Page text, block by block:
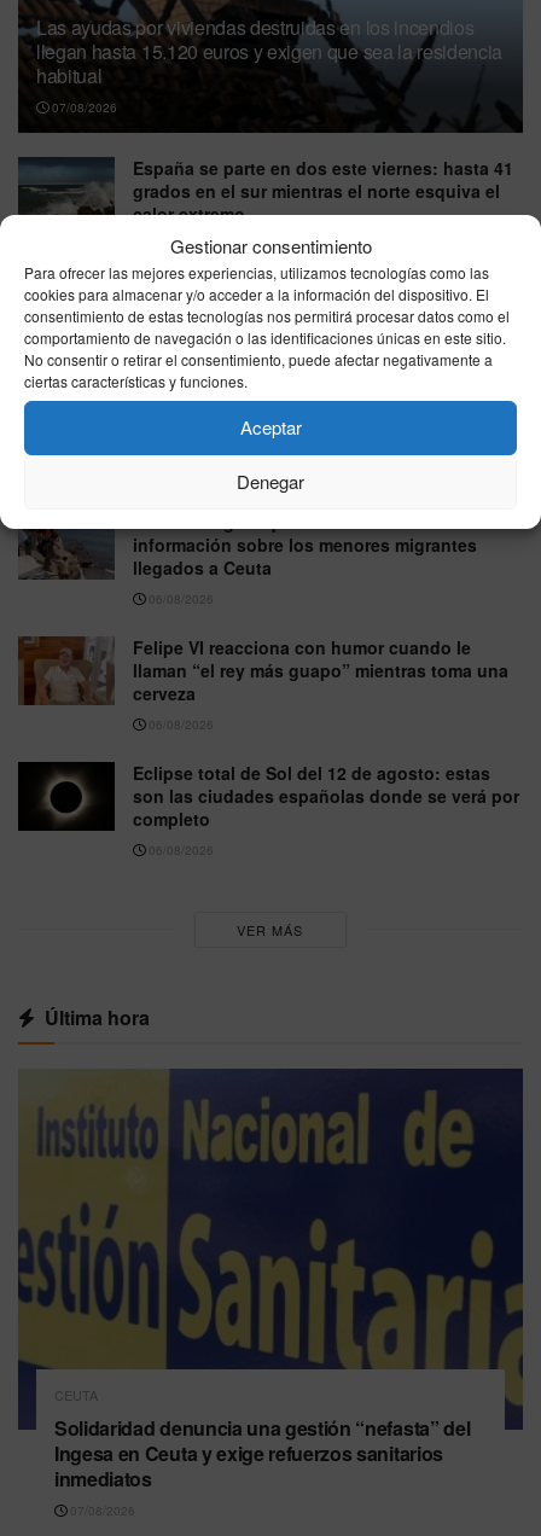
Gestionar consentimiento
Para ofrecer las mejores experiencias, utilizamos tecnologías como las
cookies para almacenar y/o acceder a la información del dispositivo. El
consentimiento de estas tecnologías nos permitirá procesar datos como el
comportamiento de navegación o las identificaciones únicas en este sitio.
No consentir o retirar el consentimiento, puede afectar negativamente a
ciertas características y funciones.
Aceptar
Denegar
Las ayudas por viviendas destruidas en los incendios
llegan hasta 15.120 euros y exigen que sea la residencia
habitual
07/08/2026
España se parte en dos este viernes: hasta 41
grados en el sur mientras el norte esquiva el
calor extremo
07/08/2026
El tiempo en España hoy viernes 7 de agosto
de 2026: panorama por zonas
07/08/2026
Viajar de España a Italia ya no es igual:
controles de pasaporte y colas de hasta 90
información sobre los menores migrantes
llegados a Ceuta
06/08/2026
Felipe VI reacciona con humor cuando le
llaman “el rey más guapo” mientras toma una
cerveza
06/08/2026
Eclipse total de Sol del 12 de agosto: estas
son las ciudades españolas donde se verá por
completo
06/08/2026
VER MÁS
Última hora
CEUTA
Solidaridad denuncia una gestión “nefasta” del
Ingesa en Ceuta y exige refuerzos sanitarios
inmediatos
07/08/2026